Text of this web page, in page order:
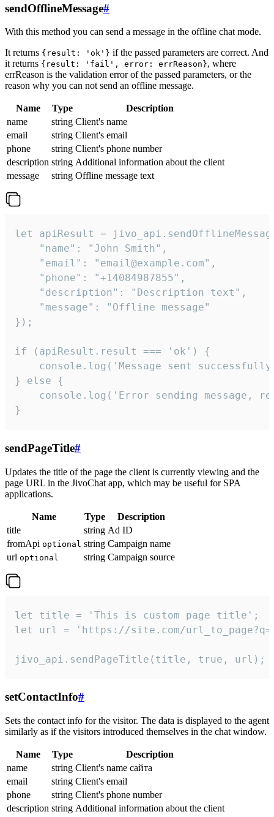
sendOfflineMessage#
With this method you can send a message in the offline chat mode.
It returns {result: 'ok'} if the passed parameters are correct. And
it returns {result: 'fail', error: errReason}, where
errReason is the validation error of the passed parameters, or the
reason why you can not send an offline message.
Name Type
Description
name
string Client's name
email
string Client's email
phone
string Client's phone number
description string Additional information about the client
message
string Offline message text
let apiResult =
    "name": "John Smith",
    "email": "email@example.com",
    "phone": "+14084987855",
    "description": "Description text",
    "message": "Offline message"
});
if (apiResult.result === 'ok') {
console.log('Message sent
} else {
console.log('Error sending message,
}
sendPageTitle#
Updates the title of the page the client is currently viewing and the
page URL in the JivoChat app, which may be useful for SPA
applications.
Name Type
Description
title
string Ad ID
fromApi optional string Campaign name
url optional string Campaign source
let title = 'This is custom page title';
let url = 'https://site.com/
jivo_api.sendPageTitle(title, true, url);
setContactInfo#
Sets the contact info for the visitor. The data is displayed to the agent
similarly as if the visitors introduced themselves in the chat window.
Name Type
Description
name
string Client's name сайта
email
string Client's email
phone
string Client's phone number
description string Additional information about the client